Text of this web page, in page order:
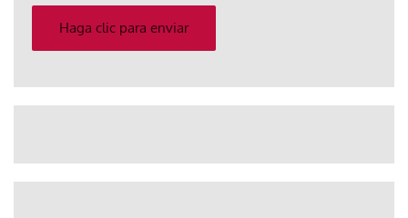
electrónico
Haga clic para enviar